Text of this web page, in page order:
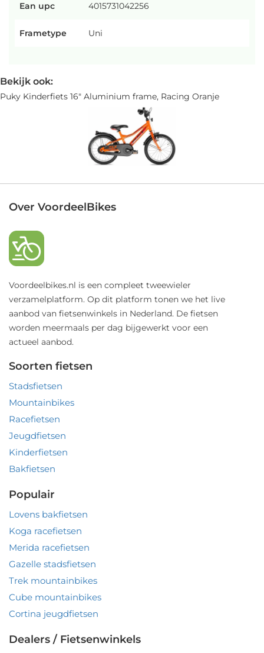
Ean upc 4015731042256
Frametype Uni
Bekijk ook:
Puky Kinderfiets 16" Aluminium frame, Racing Oranje
Over VoordeelBikes
Voordeelbikes.nl is een compleet tweewieler
verzamelplatform. Op dit platform tonen we het live
aanbod van fietsenwinkels in Nederland. De fietsen
worden meermaals per dag bijgewerkt voor een
actueel aanbod.
Soorten fietsen
Stadsfietsen
Mountainbikes
Racefietsen
Jeugdfietsen
Kinderfietsen
Bakfietsen
Populair
Lovens bakfietsen
Koga racefietsen
Merida racefietsen
Gazelle stadsfietsen
Trek mountainbikes
Cube mountainbikes
Cortina jeugdfietsen
Dealers / Fietsenwinkels